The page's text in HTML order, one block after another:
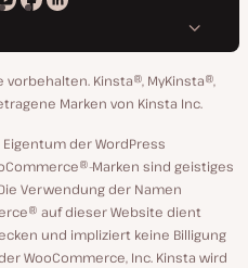
Kinsta
YouTube
Kinsta
Facebook
Kinsta
LinkedIn
vorbehalten. Kinsta®, MyKinsta®,
Marken von Kinsta Inc.
der WordPress
Marken sind geistiges
Verwendung der Namen
auf dieser Website dient
und impliziert keine Billigung
WooCommerce, Inc. Kinsta wird